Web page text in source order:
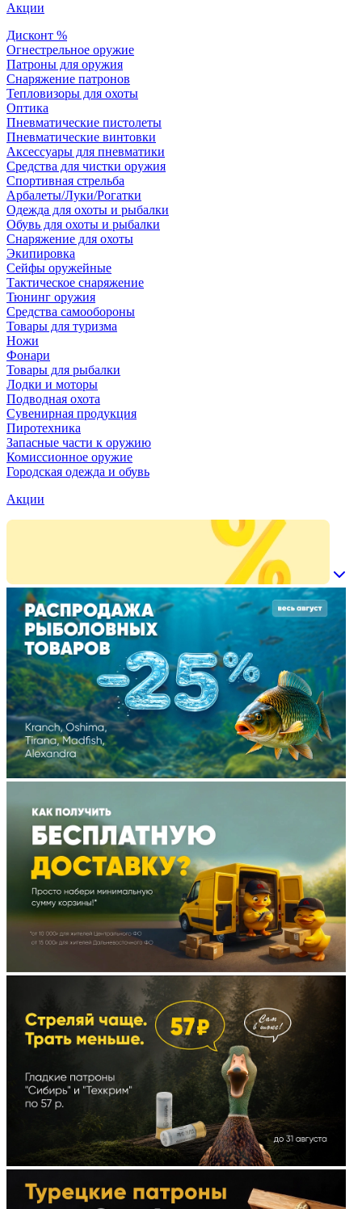
Акции
Дисконт %
Огнестрельное оружие
Патроны для оружия
Снаряжение патронов
Тепловизоры для охоты
Оптика
Пневматические пистолеты
Пневматические винтовки
Аксессуары для пневматики
Средства для чистки оружия
Спортивная стрельба
Арбалеты/Луки/Рогатки
Одежда для охоты и рыбалки
Обувь для охоты и рыбалки
Снаряжение для охоты
Экипировка
Сейфы оружейные
Тактическое снаряжение
Тюнинг оружия
Средства самообороны
Товары для туризма
Ножи
Фонари
Товары для рыбалки
Лодки и моторы
Подводная охота
Сувенирная продукция
Пиротехника
Запасные части к оружию
Комиссионное оружие
Городская одежда и обувь
Акции